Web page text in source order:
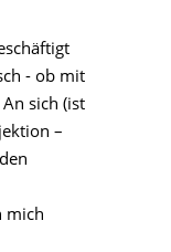
- ob mit
sich (ist
–
mich